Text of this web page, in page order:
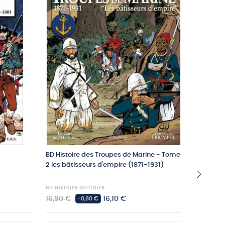
BD Histoire des Troupes de Marine - Tome
2 les bâtisseurs d'empire (1871-1931)
BD Histoire Militaire
Prix
16,90 € -0,80 € Prix
16,10 €